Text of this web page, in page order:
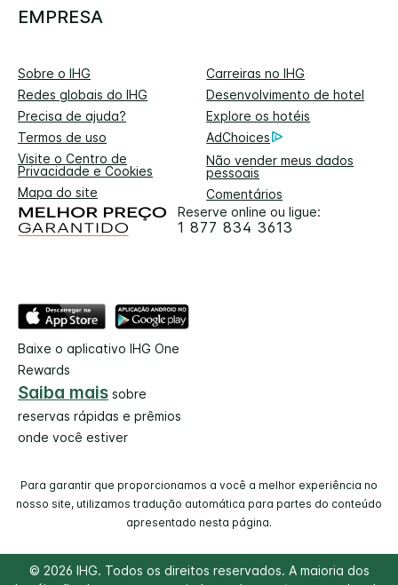
EMPRESA
Sobre o IHG
Carreiras no IHG
Redes globais do IHG
Desenvolvimento de hotel
Precisa de ajuda?
Explore os hotéis
Termos de uso
AdChoices
Visite o Centro de
Privacidade e Cookies
Não vender meus dados
pessoais
Mapa do site
Comentários
Reserve online ou ligue:
1 877 834 3613
Baixe o aplicativo IHG One
Rewards
Saiba mais sobre
reservas rápidas e prêmios
onde você estiver
Para garantir que proporcionamos a você a melhor experiência no
nosso site, utilizamos tradução automática para partes do conteúdo
apresentado nesta página.
© 2026 IHG. Todos os direitos reservados. A maioria dos